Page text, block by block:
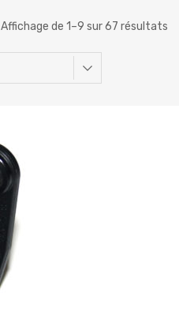
Affichage de 1–9 sur 67 résultats